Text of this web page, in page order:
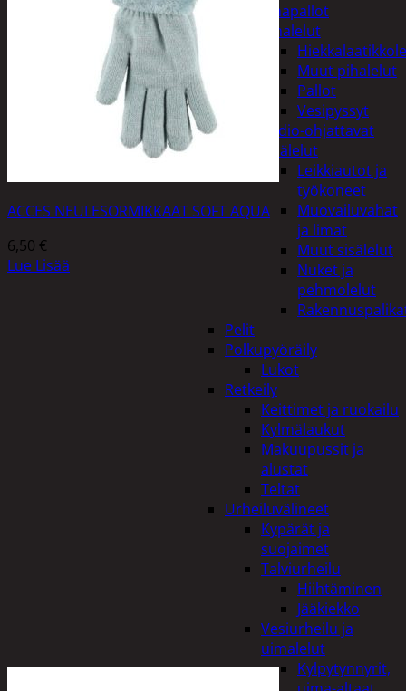
Ilmapallot
Pihalelut
Muut pihalelut
Pallot
Vesipyssyt
Radio-ohjattavat
Sisälelut
Leikkiautot ja
työkoneet
Muovailuvahat
ja limat
Muut sisälelut
Nuket ja
pehmolelut
Pelit
Polkupyöräily
Lukot
Retkeily
Keittimet ja ruokailu
Kylmälaukut
Makuupussit ja
alustat
Teltat
Urheiluvälineet
Kypärät ja
suojaimet
Talviurheilu
Hiihtäminen
Jääkiekko
Vesiurheilu ja
uimalelut
Kylpytynnyrit,
ACCES NEULESORMIKKAAT SOFT AQUA
6,50 €
Lue Lisää